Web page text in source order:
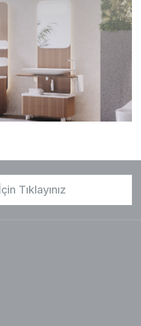
Tıklayınız